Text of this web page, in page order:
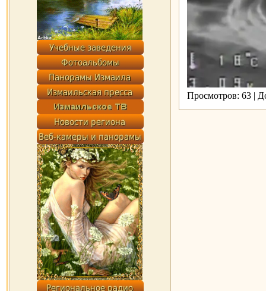
Просмотров: 63 |